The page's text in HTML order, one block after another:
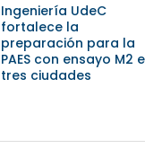
Ingeniería UdeC
fortalece la
preparación para la
PAES con ensayo M2
tres ciudades